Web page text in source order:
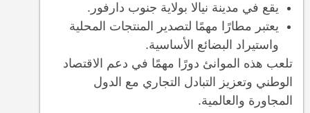
يقع في مدينة نيالا بولاية جنوب دارفور.
يعتبر مطارًا مهمًا لتصدير المنتجات المحلية
واستيراد البضائع الأساسية.
تلعب هذه الموانئ دورًا مهمًا في دعم الاقتصاد
الوطني وتعزيز التبادل التجاري مع الدول
المجاورة والعالمية.